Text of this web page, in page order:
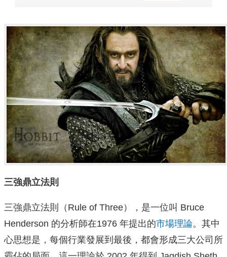
三強鼎立法則
三強鼎立法則（Rule of Three），是一位叫 Bruce
Henderson 的分析師在1976 年提出的市場理論。其中
心思想是，每個行業發展到最後，都會形成三大公司所